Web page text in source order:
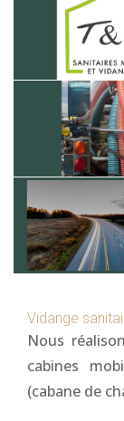
Vidange
Nous
cabines
(cabane de